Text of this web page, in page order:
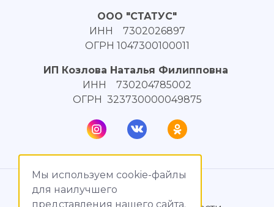
Мы используем cookie-файлы
для наилучшего
представления нашего сайта.
ООО "СТАТУС"
ИНН 7302026897
ОГРН 1047300100011
ИП Козлова Наталья Филипповна
ИНН 730204785002
ОГРН 323730000049875
© МагияТока, 2015 – 2026